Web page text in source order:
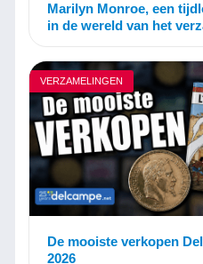
Marilyn Monroe, een
in de wereld van het
VERZAMELINGEN
De mooiste verkopen
2026